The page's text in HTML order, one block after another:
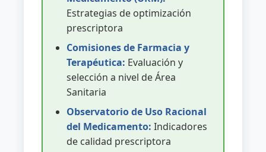
Estrategias de optimización
prescriptora
Comisiones de Farmacia y
Terapéutica: Evaluación y
selección a nivel de Área
Sanitaria
Observatorio de Uso Racional
del Medicamento: Indicadores
de calidad prescriptora